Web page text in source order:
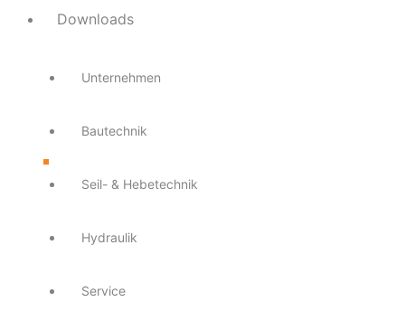
Downloads
Unternehmen
Bautechnik
Seil- & Hebetechnik
Hydraulik
Service